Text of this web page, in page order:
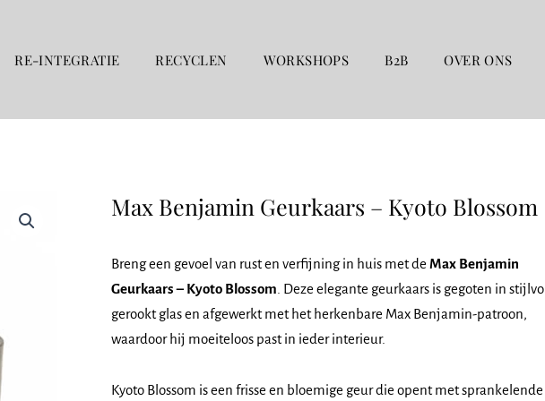
RE-INTEGRATIE RECYCLEN WORKSHOPS B2B OVER ONS
Max Benjamin Geurkaars – Kyoto Blossom
Breng een gevoel van rust en verfijning in huis met de Max Benjamin
Geurkaars – Kyoto Blossom . Deze elegante geurkaars is gegoten in stijlvol
gerookt glas en afgewerkt met het herkenbare Max Benjamin-patroon,
waardoor hij moeiteloos past in ieder interieur.
Kyoto Blossom is een frisse en bloemige geur die opent met sprankelende